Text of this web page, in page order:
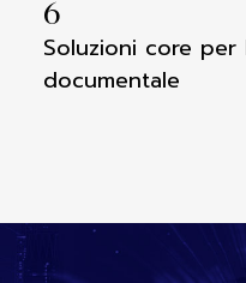
6
Soluzioni core
documentale